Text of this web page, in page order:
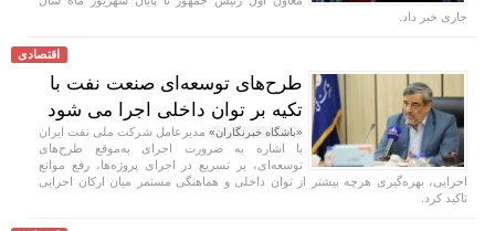
جاری خبر داد.
اقتصادی
طرح‌های توسعه‌ای صنعت نفت با
تکیه بر توان داخلی اجرا می شود
«باشگاه خبرنگاران» مدیرعامل شرکت ملی نفت ایران
با اشاره به ضرورت اجرای به‌موقع طرح‌های
توسعه‌ای، بر تسریع در اجرای پروژه‌ها، رفع موانع
اجرایی، بهره‌گیری هرچه بیشتر از توان داخلی و هماهنگی مستمر میان ارکان اجرایی
تاکید کرد.